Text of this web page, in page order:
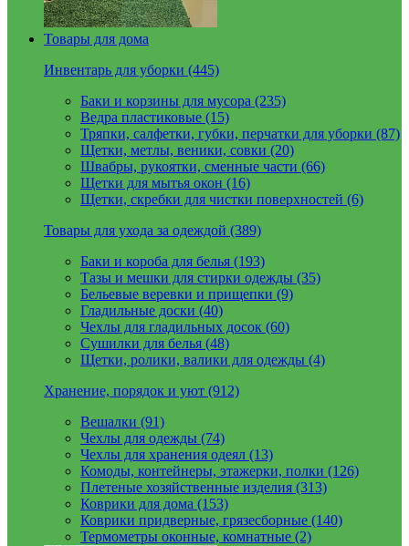
Товары для дома
Инвентарь для уборки (445)
Баки и корзины для мусора (235)
Ведра пластиковые (15)
Тряпки, салфетки, губки, перчатки для уборки (87)
Щетки, метлы, веники, совки (20)
Швабры, рукоятки, сменные части (66)
Щетки для мытья окон (16)
Щетки, скребки для чистки поверхностей (6)
Товары для ухода за одеждой (389)
Баки и короба для белья (193)
Тазы и мешки для стирки одежды (35)
Бельевые веревки и прищепки (9)
Гладильные доски (40)
Чехлы для гладильных досок (60)
Сушилки для белья (48)
Щетки, ролики, валики для одежды (4)
Хранение, порядок и уют (912)
Вешалки (91)
Чехлы для одежды (74)
Чехлы для хранения одеял (13)
Комоды, контейнеры, этажерки, полки (126)
Плетеные хозяйственные изделия (313)
Коврики для дома (153)
Коврики придверные, грязесборные (140)
Термометры оконные, комнатные (2)